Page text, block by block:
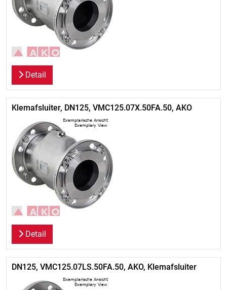
Detail
Klemafsluiter, DN125, VMC125.07X.50FA.50, AKO
Detail
DN125, VMC125.07LS.50FA.50, AKO, Klemafsluiter